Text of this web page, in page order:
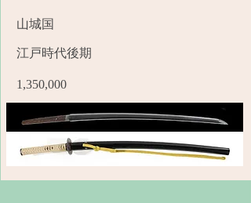
山城国
江戸時代後期
1,350,000